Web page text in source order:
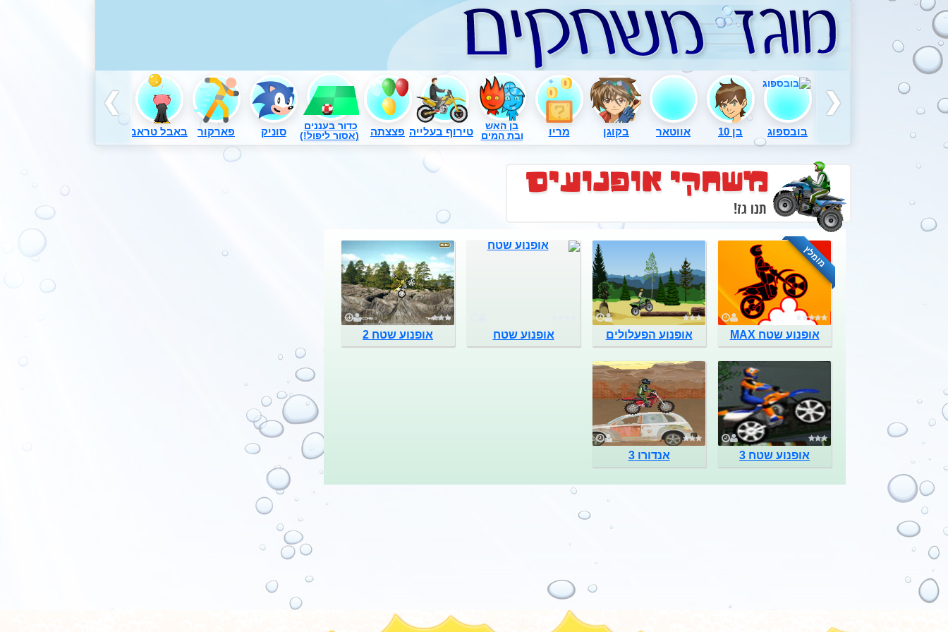
בובספוג בן 10 אווטאר בקוגן מריו
בן האש
ובת המים
טירוף בעלייה פצצתה
כדור בעננים
(אסור ליפול!)
סוניק פארקור באבל טראבל
משחקי אופנועים
תנו גז!
אופנוע שטח MAX
מומלץ
אופנוע הפעלולים אופנוע שטח אופנוע שטח 2
אופנוע שטח 3 אנדורו 3